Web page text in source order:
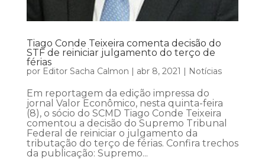
Tiago Conde Teixeira comenta decisão do
STF de reiniciar julgamento do terço de
férias
por Editor Sacha Calmon | abr 8, 2021 | Notícias
Em reportagem da edição impressa do
jornal Valor Econômico, nesta quinta-feira
(8), o sócio do SCMD Tiago Conde Teixeira
comentou a decisão do Supremo Tribunal
Federal de reiniciar o julgamento da
tributação do terço de férias. Confira trechos
da publicação: Supremo...